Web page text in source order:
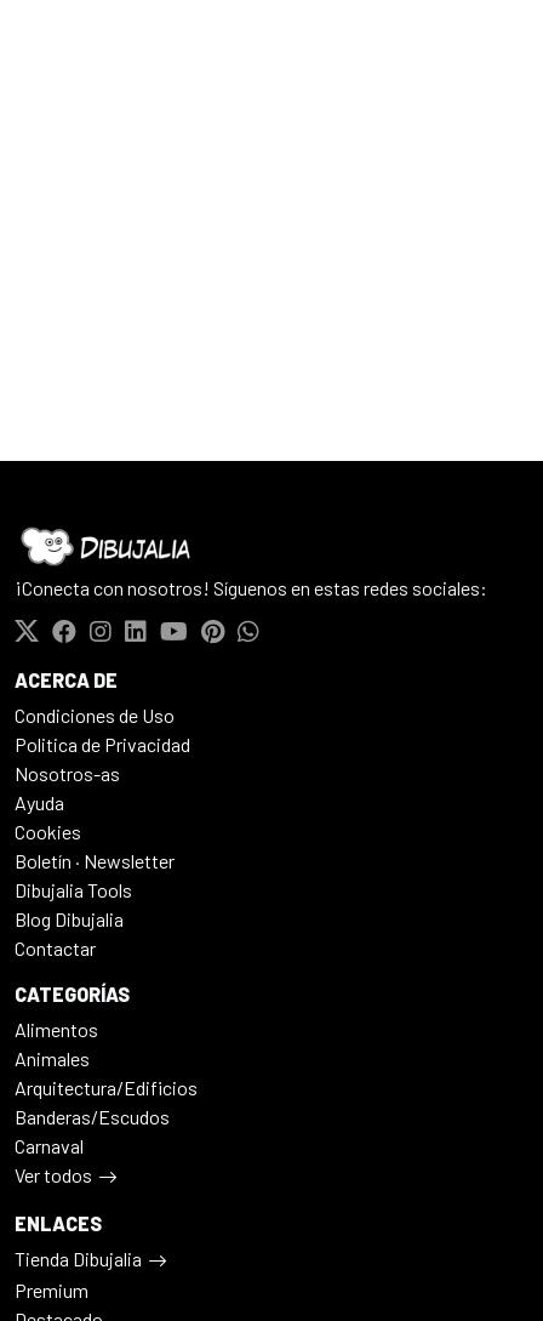
¡Conecta con nosotros! Síguenos en estas redes sociales:
ACERCA DE
Condiciones de Uso
Politica de Privacidad
Nosotros-as
Ayuda
Cookies
Boletín · Newsletter
Dibujalia Tools
Blog Dibujalia
Contactar
CATEGORÍAS
Alimentos
Animales
Arquitectura/Edificios
Banderas/Escudos
Carnaval
Ver todos
ENLACES
Tienda Dibujalia
Premium